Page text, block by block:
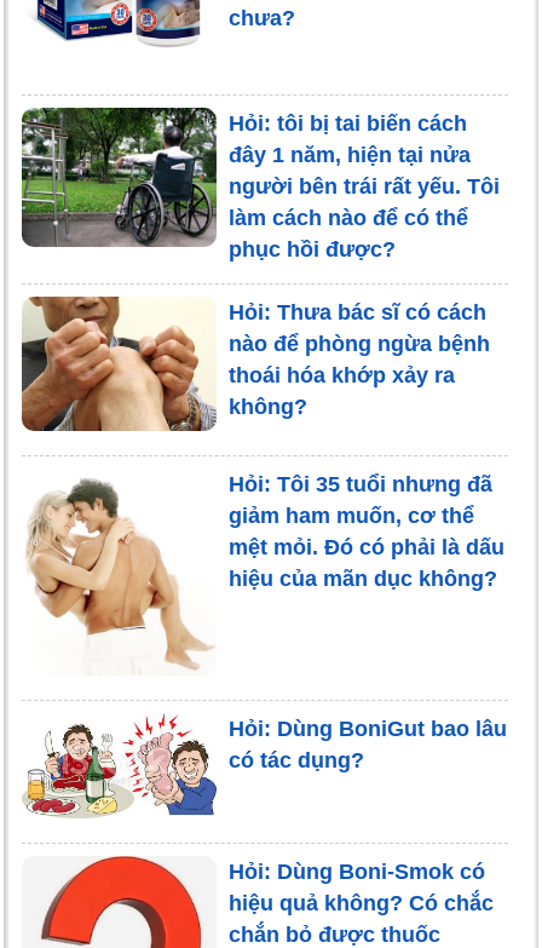
chưa?
Hỏi: tôi bị tai biến cách
đây 1 năm, hiện tại nửa
người bên trái rất yếu. Tôi
làm cách nào để có thể
phục hồi được?
Hỏi: Thưa bác sĩ có cách
nào để phòng ngừa bệnh
thoái hóa khớp xảy ra
không?
Hỏi: Tôi 35 tuổi nhưng đã
giảm ham muốn, cơ thể
mệt mỏi. Đó có phải là dấu
hiệu của mãn dục không?
Hỏi: Dùng BoniGut bao lâu
có tác dụng?
Hỏi: Dùng Boni-Smok có
hiệu quả không? Có chắc
chắn bỏ được thuốc